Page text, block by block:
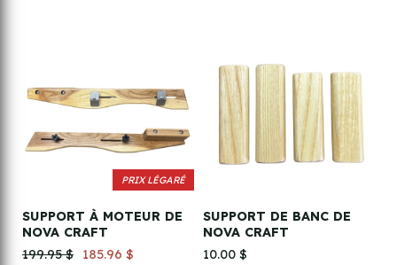
PRIX LÉGARÉ
SUPPORT À MOTEUR DE
NOVA CRAFT
199.95 $
185.96 $
SUPPORT DE BANC DE
NOVA CRAFT
10.00 $